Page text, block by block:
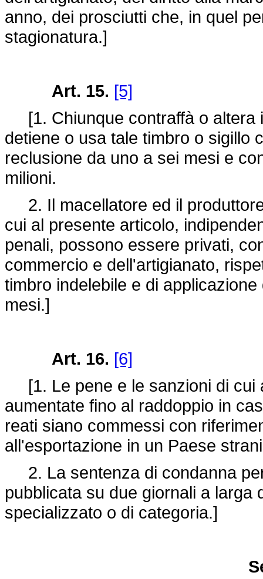
anno, dei prosciutti che, in quel
stagionatura.]
Art. 15. [5]
[1. Chiunque contraffà o altera
detiene o usa tale timbro o sigillo
reclusione da uno a sei mesi e
milioni.
2. Il macellatore ed il
cui al presente articolo,
penali, possono essere privati,
commercio e dell'artigianato,
timbro indelebile e di
mesi.]
Art. 16. [6]
[1. Le pene e le sanzioni di cui
aumentate fino al raddoppio in
reati siano commessi con
all'esportazione in un Paese
2. La sentenza di condanna
pubblicata su due giornali a larga
specializzato o di categoria.]